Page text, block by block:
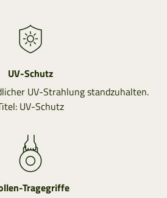
UV-Schutz
UV-Strahlung standzuhalten.
UV-Schutz
Tragegriffe